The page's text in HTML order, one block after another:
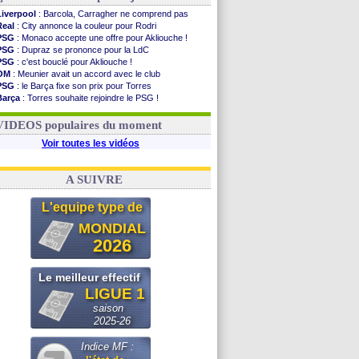
: Barcola, Carragher ne comprend pas
: City annonce la couleur pour Rodri
: Monaco accepte une offre pour Akliouche !
: Dupraz se prononce pour la LdC
: c'est bouclé pour Akliouche !
: Meunier avait un accord avec le club
: le Barça fixe son prix pour Torres
: Torres souhaite rejoindre le PSG !
: quand Medina recadre... sa mère
populaires du moment
Voir toutes les vidéos
A SUIVRE
L'equipe type de
MONDIAL
2026
Le meilleur effectif
LIGUE 1
saison
2025-26
Indice MF :